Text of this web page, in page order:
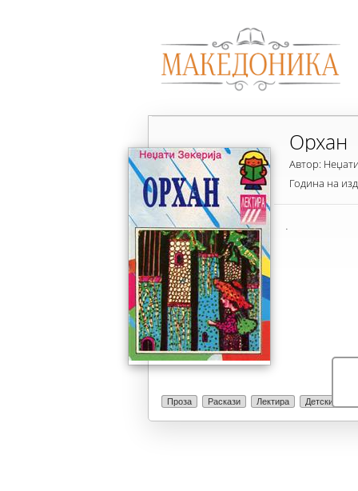
Проза Раскази Лектира Детски
Орхан
Автор:
Година на
.